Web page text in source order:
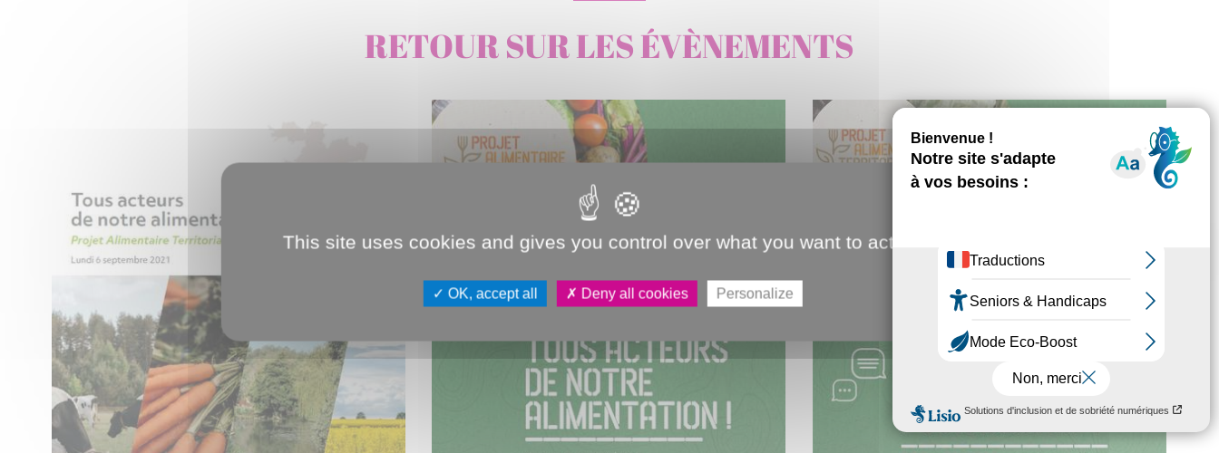
RETOUR SUR LES ÉVÈNEMENTS
This site uses cookies and gives you control over what you want to activate
OK, accept all Deny all cookies Personalize